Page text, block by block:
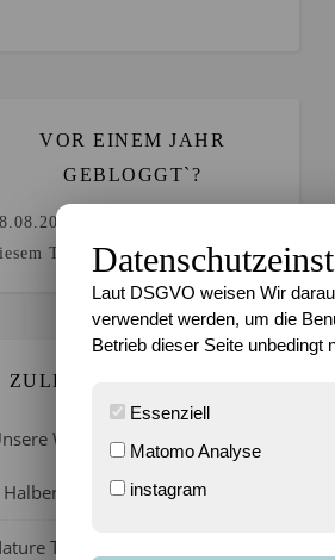
VOR EINEM JAHR
GEBLOGGT`?
Tag.
ZULETZT GEBLOGGT…
Wochenlieblinge 31/2026
Halber Alltag ist zurück
Thursday 21/2026 –
Laut DSGVO weisen Wir
verwendet werden, um die
Betrieb dieser Seite unbedingt
Essenziell
Matomo Analyse
instagram